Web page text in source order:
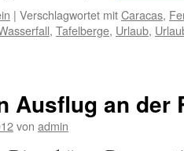
| Verschlagwortet mitCaracas,
, Tafelberge, Urlaub,
Ausflug an der
von admin